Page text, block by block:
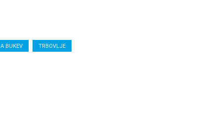
BUKEV TRBOVLJE